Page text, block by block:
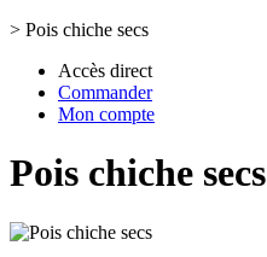
> Pois chiche secs
Accès direct
Commander
Mon compte
Pois chiche secs